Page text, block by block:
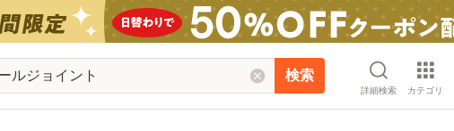
検索
詳細検索 カテゴリ